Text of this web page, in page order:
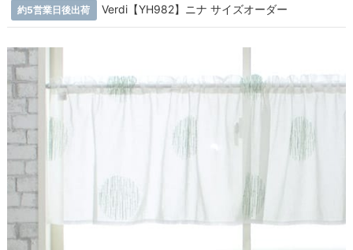
約5営業日後出荷 Verdi【YH982】ニナ サイズオーダー